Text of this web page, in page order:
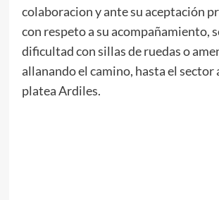
colaboracion y ante su aceptación
con respeto a su acompañamiento,
dificultad con sillas de ruedas o
allanando el camino, hasta el sector
platea Ardiles.